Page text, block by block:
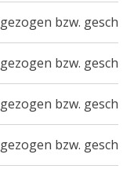
gezogen bzw.
gezogen bzw.
gezogen bzw.
gezogen bzw.